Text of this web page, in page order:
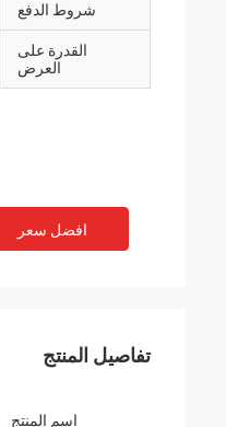
شروط الدفع
القدرة على
العرض
افضل سعر
تفاصيل المنتج
اسم المنتج